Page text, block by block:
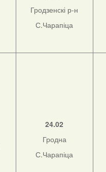
Гродзенскі р-н
С.Чарапіца
24.02
Гродна
С.Чарапіца